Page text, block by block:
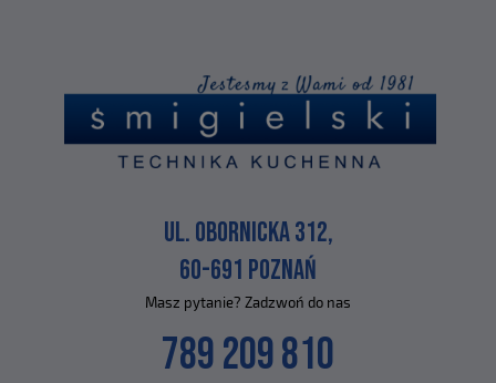
UL. OBORNICKA 312,
60-691 POZNAŃ
Masz pytanie? Zadzwoń do nas
789 209 810